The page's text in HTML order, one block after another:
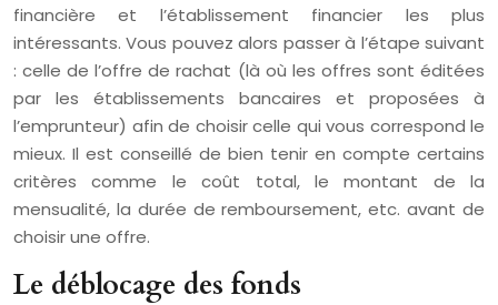
financière et l’établissement financier les plus
intéressants. Vous pouvez alors passer à l’étape suivant
: celle de l’offre de rachat (là où les offres sont éditées
par les établissements bancaires et proposées à
l’emprunteur) afin de choisir celle qui vous correspond le
mieux. Il est conseillé de bien tenir en compte certains
critères comme le coût total, le montant de la
mensualité, la durée de remboursement, etc. avant de
choisir une offre.
Le déblocage des fonds